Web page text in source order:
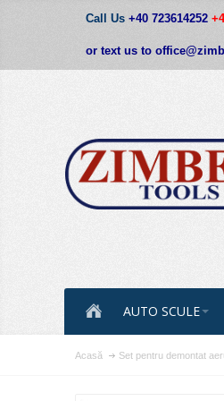
Call Us +40 723614252
or text us to
AUTO SCULE
Acasă Set pentru demontat